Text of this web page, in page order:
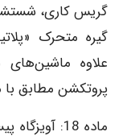
گریس کاری،
علاوه ماشین‌های
پروتکشن مطابق با ماده 5 همین آیین
ماده‌ 18: